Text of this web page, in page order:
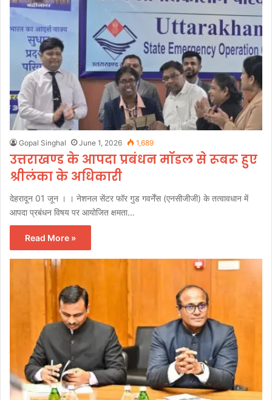
Gopal Singhal June 1, 2026 1,689
उत्तराखण्ड के आपदा प्रबंधन मॉडल से रूबरू हुए
श्रीलंका के अधिकारी
देहरादून 01 जून । । नेशनल सेंटर फॉर गुड गवर्नेंस (एनसीजीजी) के तत्वावधान में
आपदा प्रबंधन विषय पर आयोजित क्षमता…
Read More »